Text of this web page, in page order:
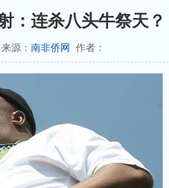
：连杀八头牛祭天？
源： 南非侨网 作者：